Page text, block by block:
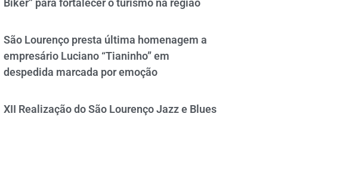
Biker” para fortalecer o turismo na região
São Lourenço presta última homenagem a
empresário Luciano “Tianinho” em
despedida marcada por emoção
XII Realização do São Lourenço Jazz e Blues